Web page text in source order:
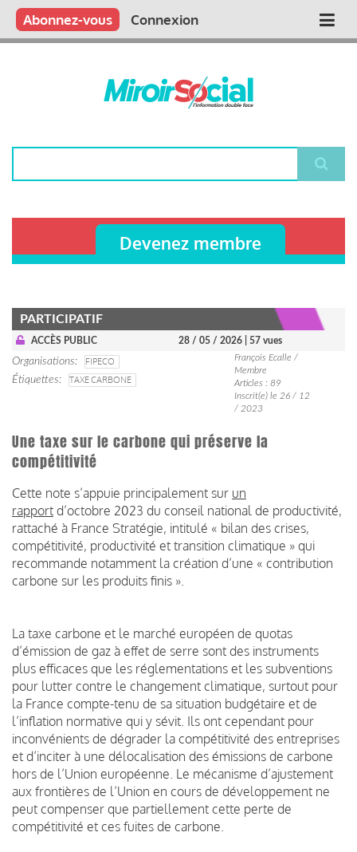
Aller
contenu
Main
Qui sommes nous ?
Vous publiez
Nous publions
Contactez-nous
Abonnez-vous Connexion
Devenez membre
PARTICIPATIF
ACCÈS PUBLIC 28 / 05 / 2026 | 57 vues
Organisations
FIPECO
Étiquettes
TAXE CARBONE
François Ecalle /
Membre
Articles : 89
Inscrit(e) le 26 / 12
/ 2023
Une taxe sur le carbone qui préserve la
compétitivité
Cette note s’appuie principalement sur un
rapport d’octobre 2023 du conseil national de productivité,
rattaché à France Stratégie, intitulé « bilan des crises,
compétitivité, productivité et transition climatique » qui
recommande notamment la création d’une « contribution
carbone sur les produits finis ».
La taxe carbone et le marché européen de quotas
d’émission de gaz à effet de serre sont des instruments
plus efficaces que les réglementations et les subventions
pour lutter contre le changement climatique, surtout pour
la France compte-tenu de sa situation budgétaire et de
l’inflation normative qui y sévit. Ils ont cependant pour
inconvénients de dégrader la compétitivité des entreprises
et d’inciter à une délocalisation des émissions de carbone
hors de l’Union européenne. Le mécanisme d’ajustement
aux frontières de l’Union en cours de développement ne
peut compenser que partiellement cette perte de
compétitivité et ces fuites de carbone.